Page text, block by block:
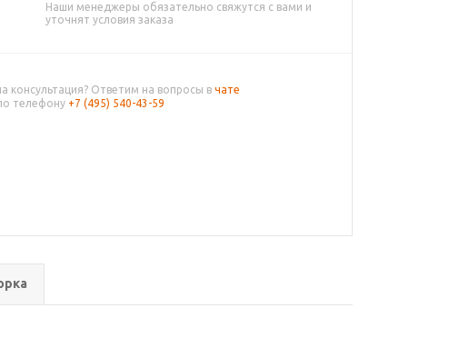
Наши менеджеры обязательно свяжутся с вами и
уточнят условия заказа
консультация? Ответим на вопросы в чате
телефону +7 (495) 540-43-59